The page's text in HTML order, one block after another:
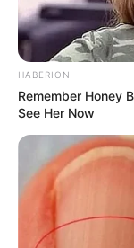
5 . No verso
claras. Use a
HABERION
Remember Honey
See Her Now